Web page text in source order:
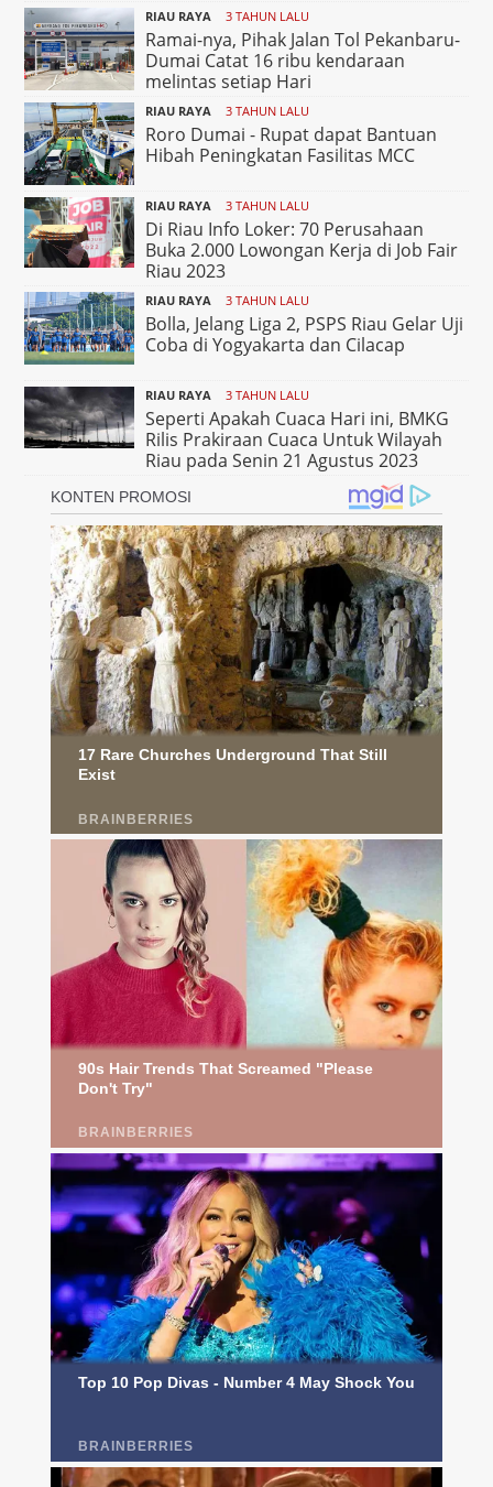
RIAU RAYA 3 TAHUN LALU
Ramai-nya, Pihak Jalan Tol Pekanbaru-
Dumai Catat 16 ribu kendaraan
melintas setiap Hari
RIAU RAYA 3 TAHUN LALU
Roro Dumai - Rupat dapat Bantuan
Hibah Peningkatan Fasilitas MCC
RIAU RAYA 3 TAHUN LALU
Di Riau Info Loker: 70 Perusahaan
Buka 2.000 Lowongan Kerja di Job Fair
Riau 2023
RIAU RAYA 3 TAHUN LALU
Bolla, Jelang Liga 2, PSPS Riau Gelar Uji
Coba di Yogyakarta dan Cilacap
RIAU RAYA 3 TAHUN LALU
Seperti Apakah Cuaca Hari ini, BMKG
Rilis Prakiraan Cuaca Untuk Wilayah
Riau pada Senin 21 Agustus 2023